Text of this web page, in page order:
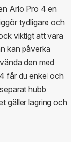
Arlo Pro 4 en
tydligare och
viktigt att vara
kan påverka
den med
får du enkel och
hubb,
gäller lagring och